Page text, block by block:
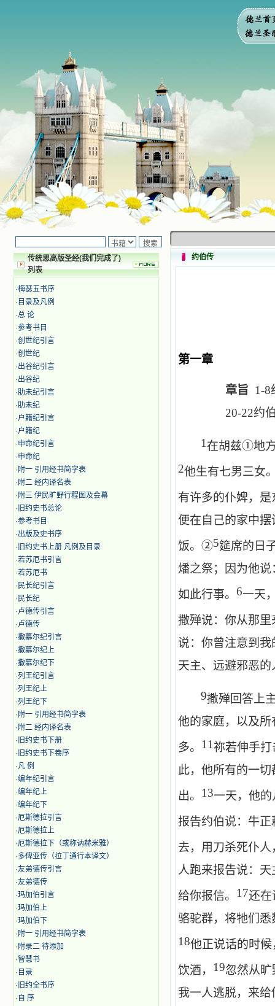
传统思高版圣经(我们完成了)
列表
·梅瑟五书序
· 目录及凡例
·总 论
·参考书目
·创世纪引言
·创世纪
·出谷纪引言
·出谷纪
·肋未纪引言
·肋未纪
·户籍纪引言
·户籍纪
·申命纪引言
·申命纪
· 附一 引用经书简字表
· 附二 经内译名表
· 附三 伊民旷野行程图及会幕
· 旧约史书总论
·参考书目
·出版及史书序
· 旧约史书上册 凡例及目录
·若苏厄书引言
·若苏厄书
· 民长纪引言
· 民长纪
·卢德传引言
·卢德传
·撒慕尔纪引言
·撒慕尔纪上
·撒慕尔纪下
·列王纪引言
·列王纪上
·列王纪下
· 附一 引用经书简字表
· 附二 经内译名表
· 旧约史书下册
· 旧约史书下卷序
·凡 例
·编年纪引言
·编年纪上
·编年纪下
·厄斯德拉引言
·厄斯德拉上
·厄斯德拉下（或称讷赫米雅）
·多俾亚传（拉丁通行本译文）
·友弟德传引言
·友弟德传
·玛加伯引言
·玛加伯上
·玛加伯下
· 附一 引用经书简字表
· 附录二 待添加
·智慧书
· 目录
· 旧约全书序
· 自 序
约伯传
第一章
章旨 1-8
20-22约
1在胡兹①地
2他生有七男三女
有许多的仆婢，
便在自己的家中
饭。②5筵席的日
燔之祭；因为他
如此行事。 6一天
撒殚说：你从那
说：你曾注意到
天主、远避邪恶的
9撒殚回答上
他的家庭，以及
多。 11 祢若伸手
此，他所有的一
出。 13一天，他
报告约伯说：牛
去，用刀杀死仆
人跑来报告说：
给你报信。 17还在
骆驼群，将牠们
18他正说话的时
饮酒， 19忽然从
我一人逃脱，来给